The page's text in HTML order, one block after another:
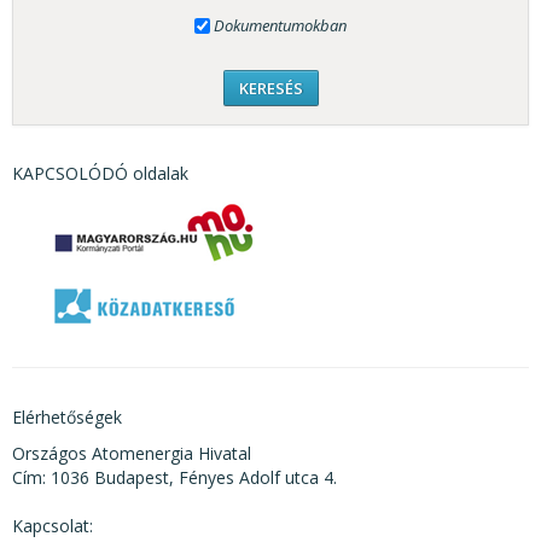
Dokumentumokban
KAPCSOLÓDÓ oldalak
Elérhetőségek
Országos Atomenergia Hivatal
Cím: 1036 Budapest, Fényes Adolf utca 4.
Kapcsolat: